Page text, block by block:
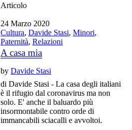
Articolo
24 Marzo 2020
Cultura,Davide Stasi,Minori,
Paternità,Relazioni
A casa mia
byDavide Stasi
di Davide Stasi - La casa degli italiani
è il rifugio dal coronavirus ma non
solo. E' anche il baluardo più
insormontabile contro orde di
immancabili sciacalli e avvoltoi.